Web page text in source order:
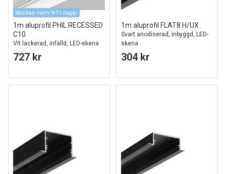
Skickas inom 9-11 dagar
1m aluprofil PHIL RECESSED
C10
Vit lackerad, infälld, LED-skena
727 kr
1m aluprofil FLAT8 H/UX
Svart anodiserad, inbyggd, LED-
skena
304 kr